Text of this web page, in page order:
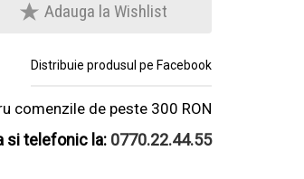
Adauga la Wishlist
Distribuie produsul pe Facebook
comenzile de peste 300 RON
si telefonic la: 0770.22.44.55